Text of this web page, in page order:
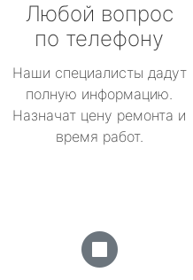
Любой вопрос
по телефону
Наши специалисты дадут
полную информацию.
Назначат цену ремонта и
время работ.